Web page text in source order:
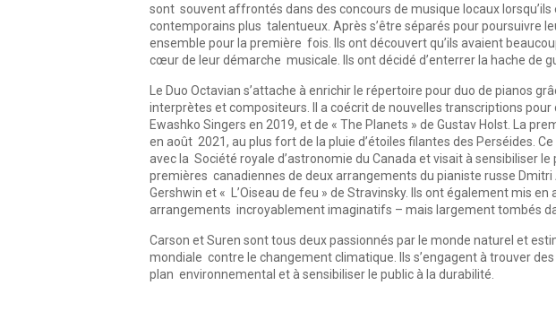
sont souvent affrontés dans des concours de musique locaux
contemporains plus talentueux. Après s’être séparés pour poursuivre
ensemble pour la première fois. Ils ont découvert qu’ils avaient
cœur de leur démarche musicale. Ils ont décidé d’enterrer la hache de
Le Duo Octavian s’attache à enrichir le répertoire pour duo de pianos
interprètes et compositeurs. Il a coécrit de nouvelles transcriptions
Ewashko Singers en 2019, et de « The Planets » de Gustav Holst. La
en août 2021, au plus fort de la pluie d’étoiles filantes des Perséides.
avec la Société royale d’astronomie du Canada et visait à sensibiliser
premières canadiennes de deux arrangements du pianiste russe
Gershwin et « L’Oiseau de feu » de Stravinsky. Ils ont également mis
arrangements incroyablement imaginatifs – mais largement tombés
Carson et Suren sont tous deux passionnés par le monde naturel et
mondiale contre le changement climatique. Ils s’engagent à trouver
plan environnemental et à sensibiliser le public à la durabilité.